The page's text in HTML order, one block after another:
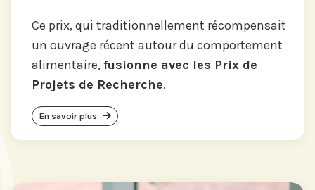
Ce prix, qui traditionnellement récompensait
un ouvrage récent autour du comportement
alimentaire,fusionne avec les Prix de
Projets de Recherche.
En savoir plus